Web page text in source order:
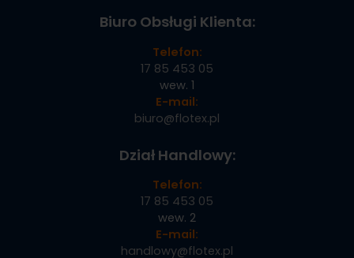
Biuro Obsługi Klienta:
Telefon:
17 85 453 05
wew. 1
E-mail:
biuro@flotex.pl
Dział Handlowy:
Telefon:
17 85 453 05
wew. 2
E-mail:
handlowy@flotex.pl